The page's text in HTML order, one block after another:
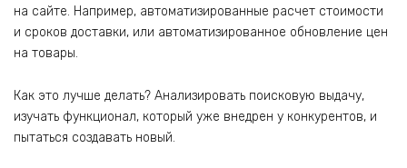
на сайте. Например, автоматизированные расчет стоимости
и сроков доставки, или автоматизированное обновление цен
на товары.
Как это лучше делать? Анализировать поисковую выдачу,
изучать функционал, который уже внедрен у конкурентов, и
пытаться создавать новый.